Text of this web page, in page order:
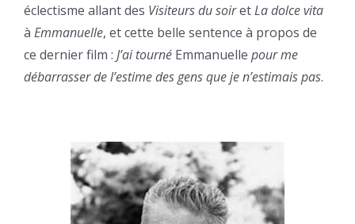
éclectisme allant des Visiteurs du soiretLa dolce vita
à Emmanuelle, et cette belle sentence à propos de
ce dernier film : J’ai tourné Emmanuelle pour me
débarrasser de l’estime des gens que je n’estimais pas.